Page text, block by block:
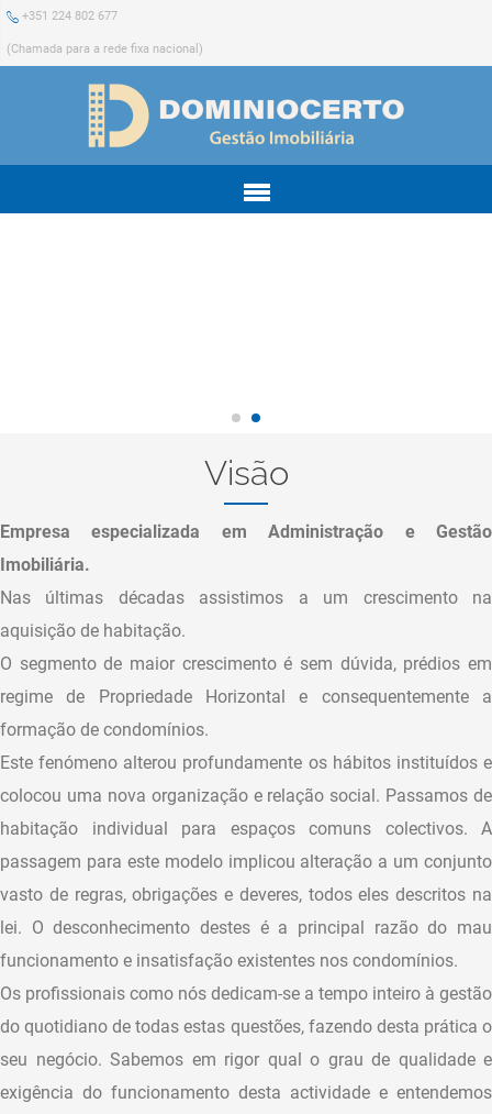
+351 224 802 677
(Chamada para a rede fixa nacional)
Menu
Visão
Empresa especializada em Administração e Gestão
Imobiliária.
Nas últimas décadas assistimos a um crescimento na
aquisição de habitação.
O segmento de maior crescimento é sem dúvida, prédios em
regime de Propriedade Horizontal e consequentemente a
formação de condomínios.
Este fenómeno alterou profundamente os hábitos instituídos e
colocou uma nova organização e relação social. Passamos de
habitação individual para espaços comuns colectivos. A
passagem para este modelo implicou alteração a um conjunto
vasto de regras, obrigações e deveres, todos eles descritos na
lei. O desconhecimento destes é a principal razão do mau
funcionamento e insatisfação existentes nos condomínios.
Os profissionais como nós dedicam-se a tempo inteiro à gestão
do quotidiano de todas estas questões, fazendo desta prática o
seu negócio. Sabemos em rigor qual o grau de qualidade e
exigência do funcionamento desta actividade e entendemos